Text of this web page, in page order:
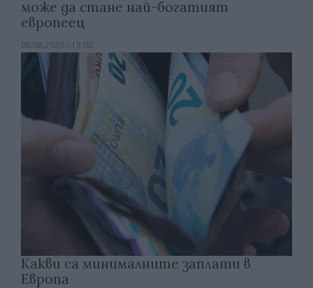
може да стане най-богатият
европеец
06.08.2026 / 13:00
Какви са минималните заплати в
Европа